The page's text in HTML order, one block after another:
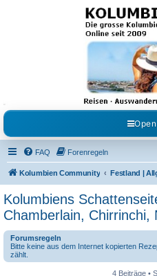
Kolumbienforum - Das
grosse Forum der
Freunde Kolumbiens
Reisen, Auswandern, Kultur, Politik,
Austausch, Erfahrungen und Gemeinschaft
FAQ Forenregeln
Kolumbien Community
Kolumbiens
Chamberlain, Chirrinchi,
Forumsregeln
Bitte keine aus dem Internet kopierten
zählt.
4 Beiträge •